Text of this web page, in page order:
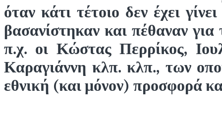
όταν κάτι τέτοιο δεν έχει
βασανίστηκαν και πέθαναν
π.χ. οι Κώστας Περρίκος,
Καραγιάννη κλπ. κλπ., των
εθνική (και μόνον) προσφορά